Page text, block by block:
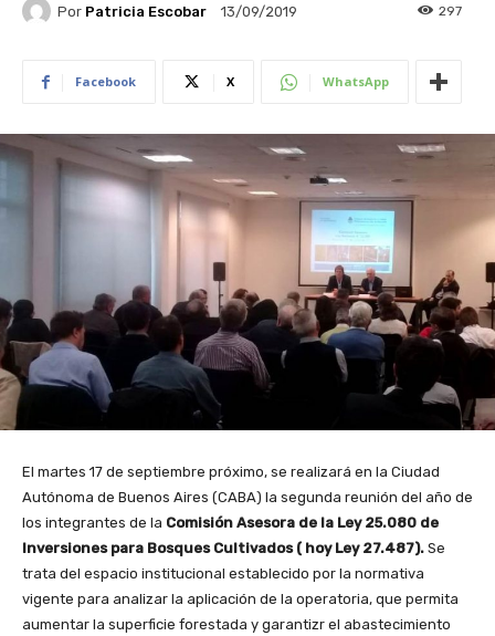
Por Patricia Escobar 13/09/2019 297
Facebook X WhatsApp
El martes 17 de septiembre próximo, se realizará en la Ciudad
Autónoma de Buenos Aires (CABA) la segunda reunión del año de
los integrantes de la Comisión Asesora de la Ley 25.080 de
Inversiones para Bosques Cultivados ( hoy Ley 27.487). Se
trata del espacio institucional establecido por la normativa
vigente para analizar la aplicación de la operatoria, que permita
aumentar la superficie forestada y garantizr el abastecimiento